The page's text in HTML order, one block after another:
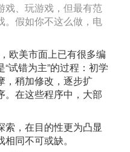
戏、玩游戏，但最有范
。假如你不这么做，电
欧美市面上已有很多编
试错为主”的过程：初学
，稍加修改，逐步扩
。在这些程序中，大部
索，在目的性更为凸显
同不可或缺。